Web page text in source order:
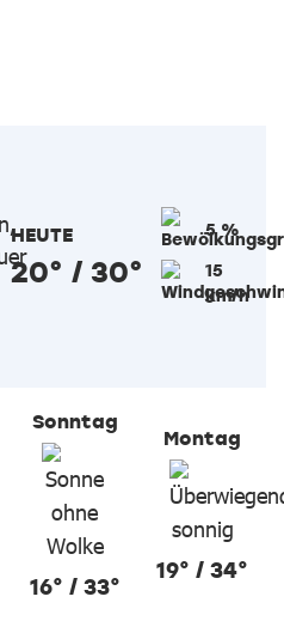
HEUTE
20° / 30°
5 %
15
km/h
Sonntag
16° / 33°
Montag
19° / 34°